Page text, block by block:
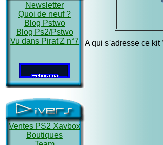
Newsletter
Quoi de neuf ?
Blog Pstwo
Blog Ps2/Pstwo
Vu dans Pirat'Z n°7
Ventes PS2 Xavbox
Boutiques
A qui s'adresse ce